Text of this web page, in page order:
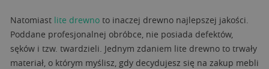
Natomiast lite drewno to inaczej drewno najlepszej jakości.
Poddane profesjonalnej obróbce, nie posiada defektów,
sęków i tzw. twardzieli. Jednym zdaniem lite drewno to trwały
materiał, o którym myślisz, gdy decydujesz się na zakup mebli